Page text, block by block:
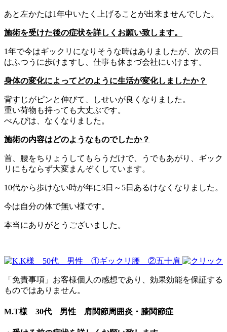
あと左かたは1年中いたく上げることが出来ませんでした。
施術を受けた後の症状を詳しくお願い致します。
1年で今はギックリになりそうな時はありましたが、次の日
はふつうに歩けますし、仕事も休まづ会社にいけます。
身体の変化によってどのように生活が変化しましたか？
背すじがピンと伸びて、しせいが良くなりました。
重い荷物も持っても大丈ぶです。
べんぴは、なくなりました。
施術の内容はどのようなものでしたか？
首、腰をちりょうしてもらうだけで、うでもあがり、ギック
リにもならず大変まんぞくしています。
10代から歩けない時が年に3日～5日あるけなくなりました。
今は自分の体で無い様です。
本当にありがとうございました。
「免責事項」お客様個人の感想であり、効果効能を保証する
ものではありません。
M.T様 30代 男性 肩関節周囲炎・膝関節症